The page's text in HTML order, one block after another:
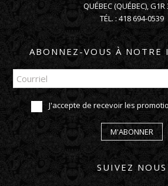
QUÉBEC(QUÉBEC),G1R
TÉL. : 418 694-0539
ABONNEZ-VOUS À NOTRE
J'accepte de recevoir les
M'ABONNER
SUIVEZ NOUS